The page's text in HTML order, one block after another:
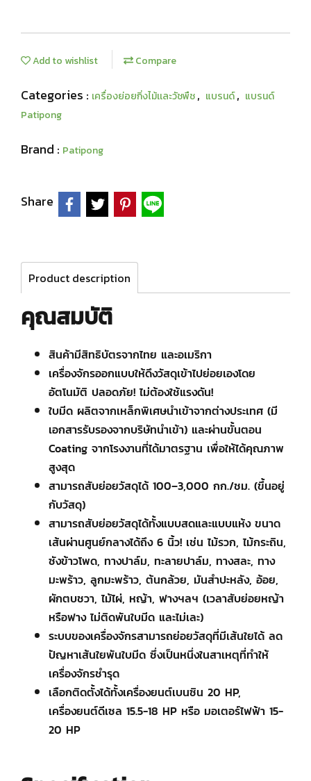
Add to wishlist Compare
Categories : เครื่องย่อยกิ่งไม้เเละวัชพืช, แบรนด์, แบรนด์
Patipong
Brand : Patipong
Share
Product description
คุณสมบัติ
สินค้ามีสิทธิบัตรจากไทย และอเมริกา
เครื่องจักรออกแบบให้ดึงวัสดุเข้าไปย่อยเองโดย
อัตโนมัติ ปลอดภัย! ไม่ต้องใช้แรงดัน!
ใบมีด ผลิตจากเหล็กพิเศษนำเข้าจากต่างประเทศ (มี
เอกสารรับรองจากบริษัทนำเข้า) และผ่านขั้นตอน
Coating จากโรงงานที่ได้มาตรฐาน เพื่อให้ได้คุณภาพ
สูงสุด
สามารถสับย่อยวัสดุได้ 100–3,000 กก./ชม. (ขึ้นอยู่
กับวัสดุ)
สามารถสับย่อยวัสดุได้ทั้งแบบสดและแบบแห้ง ขนาด
เส้นผ่านศูนย์กลางได้ถึง 6 นิ้ว! เช่น ไม้รวก, ไม้กระถิน,
ซังข้าวโพด, ทางปาล์ม, ทะลายปาล์ม, ทางสละ, ทาง
มะพร้าว, ลูกมะพร้าว, ต้นกล้วย, มันสำปะหลัง, อ้อย,
ผักตบชวา, ไม้ไผ่, หญ้า, ฟางฯลฯ (เวลาสับย่อยหญ้า
หรือฟาง ไม่ติดพันใบมีด และไม่เละ)
ระบบของเครื่องจักรสามารถย่อยวัสดุที่มีเส้นใยได้ ลด
ปัญหาเส้นใยพันใบมีด ซึ่งเป็นหนึ่งในสาเหตุที่ทำให้
เครื่องจักรชำรุด
เลือกติดตั้งได้ทั้งเครื่องยนต์เบนซิน 20 HP,
เครื่องยนต์ดีเซล 15.5-18 HP หรือ มอเตอร์ไฟฟ้า 15-
20 HP